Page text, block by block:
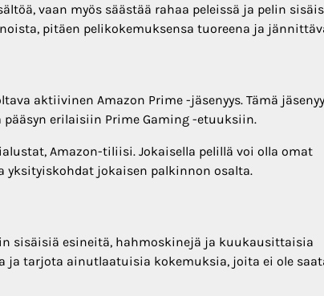
vaan myös säästää rahaa peleissä ja pelin
pitäen pelikokemuksensa tuoreena ja
aktiivinen Amazon Prime -jäsenyys. Tämä
erilaisiin Prime Gaming -etuuksiin.
Amazon-tiliisi. Jokaisella pelillä voi olla omat
yksityiskohdat jokaisen palkinnon osalta.
sisäisiä esineitä, hahmoskinejä ja kuukausittaisia
ja tarjota ainutlaatuisia kokemuksia, joita ei ole